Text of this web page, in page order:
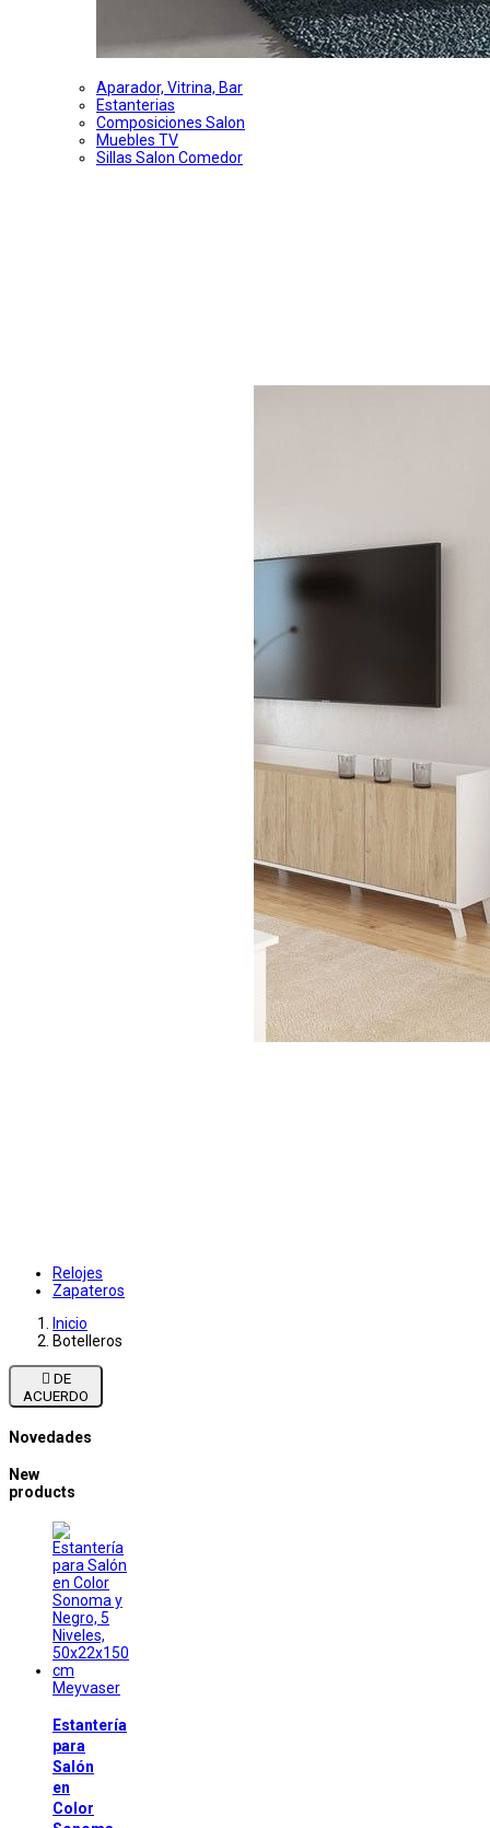
Aparador, Vitrina, Bar
Estanterias
Composiciones Salon
Muebles TV
Sillas Salon Comedor
Relojes
Zapateros
Inicio
Botelleros

ACUERDO
Novedades
New
products
Meyvaser
Estantería
para
Salón
en
Color